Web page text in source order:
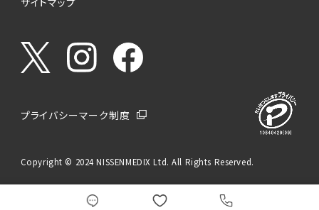
プライバシーマーク制度
Copyright © 2024 NISSENMEDIX Ltd. All Rights Reserved.